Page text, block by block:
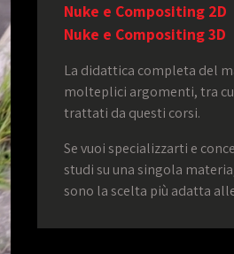
Nuke e Compositing 2D
Nuke e Compositing 3D
La didattica completa del
molteplici argomenti, tra
trattati da questi corsi.
Se vuoi specializzarti e
studi su una singola
sono la scelta più adatta